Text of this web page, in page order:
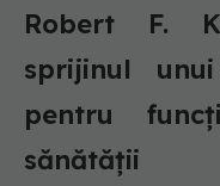
Robert F.
sprijinul
pentru
sănătății